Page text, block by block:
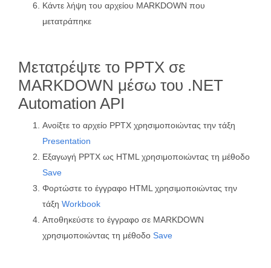
Κάντε λήψη του αρχείου MARKDOWN που
μετατράπηκε
Μετατρέψτε το PPTX σε
MARKDOWN μέσω του .NET
Automation API
Ανοίξτε το αρχείο PPTX χρησιμοποιώντας την τάξη
Presentation
Εξαγωγή PPTX ως HTML χρησιμοποιώντας τη μέθοδο
Save
Φορτώστε το έγγραφο HTML χρησιμοποιώντας την
τάξη Workbook
Αποθηκεύστε το έγγραφο σε MARKDOWN
χρησιμοποιώντας τη μέθοδο Save